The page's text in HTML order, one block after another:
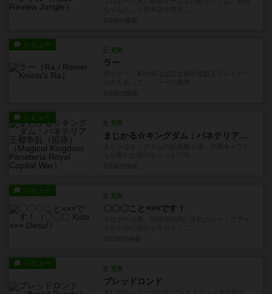
レビュー
充実
ラー
レビュー
充実
まじかる☆キングダム：パネテリア王都争乱（拡張）
レビュー
充実
〇〇〇こと×××です！
レビュー
充実
ブレッドロンド